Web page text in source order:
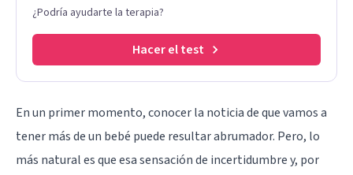
¿Podría ayudarte la terapia?
Hacer el test
En un primer momento, conocer la noticia de que vamos a
tener más de un bebé puede resultar abrumador. Pero, lo
más natural es que esa sensación de incertidumbre y, por